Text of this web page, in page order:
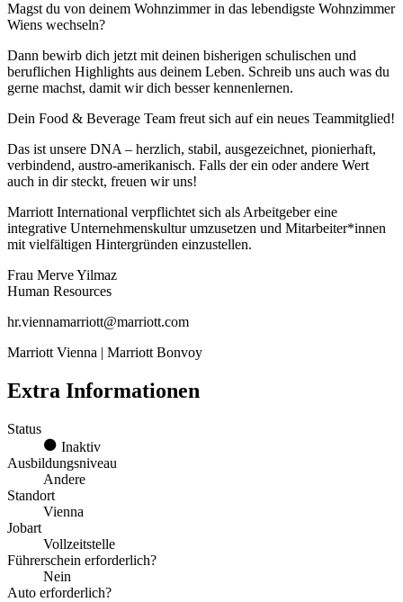
Magst du von deinem Wohnzimmer in das lebendigste Wohnzimmer
Wiens wechseln?
Dann bewirb dich jetzt mit deinen bisherigen schulischen und
beruflichen Highlights aus deinem Leben. Schreib uns auch was du
gerne machst, damit wir dich besser kennenlernen.
Dein Food & Beverage Team freut sich auf ein neues Teammitglied!
Das ist unsere DNA – herzlich, stabil, ausgezeichnet, pionierhaft,
verbindend, austro-amerikanisch. Falls der ein oder andere Wert
auch in dir steckt, freuen wir uns!
Marriott International verpflichtet sich als Arbeitgeber eine
integrative Unternehmenskultur umzusetzen und Mitarbeiter*innen
mit vielfältigen Hintergründen einzustellen.
Frau Merve Yilmaz
Human Resources
hr.viennamarriott@marriott.com
Marriott Vienna | Marriott Bonvoy
Extra Informationen
Status
Inaktiv
Ausbildungsniveau
Andere
Standort
Vienna
Jobart
Vollzeitstelle
Führerschein erforderlich?
Nein
Auto erforderlich?